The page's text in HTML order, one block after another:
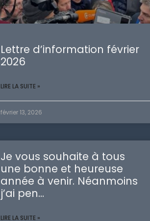
Lettre d’information février
2026
LIRE LA SUITE »
février 13, 2026
Je vous souhaite à tous
une bonne et heureuse
année à venir. Néanmoins
j’ai pen…
LIRE LA SUITE »